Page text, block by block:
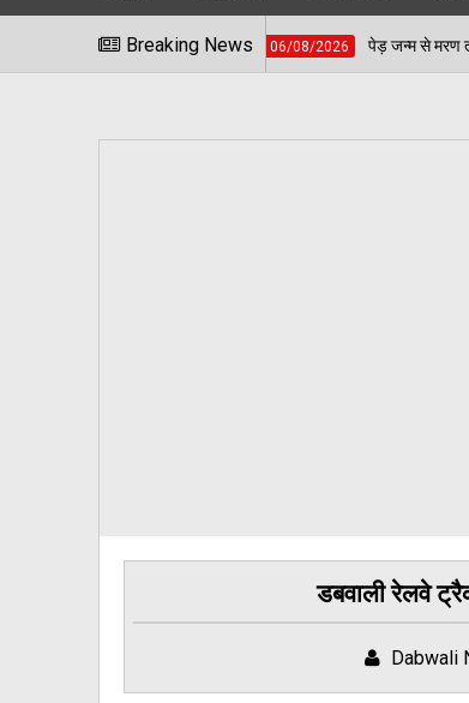
Breaking News
06/08/2026 पेड़ जन्म से मरण तक निभाते हैं साथ, बच्चों
डबवाली रेलवे
Dabwali